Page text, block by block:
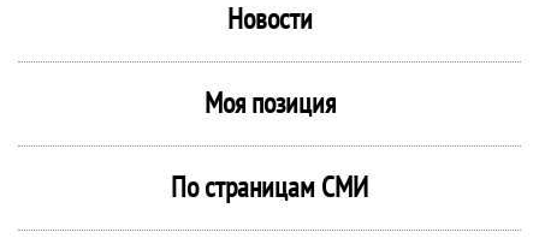
Новости
Моя позиция
По страницам СМИ